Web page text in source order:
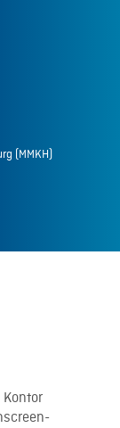
(MMKH)